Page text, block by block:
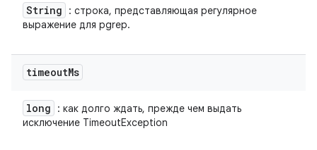
String
: строка, представляющая регулярное
выражение для pgrep.
timeoutMs
long
: как долго ждать, прежде чем выдать
исключение TimeoutException